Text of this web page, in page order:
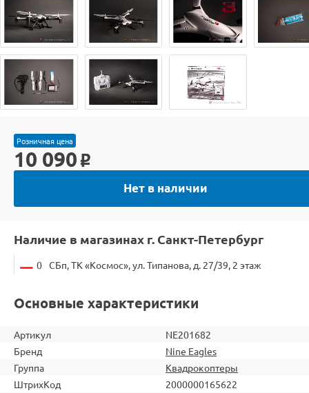
Розничная цена
10 090 o
Нет в наличии
Наличие в магазинах г. Санкт-Петербург
0 СБп, ТК «Космос», ул. Типанова, д. 27/39, 2 этаж
Основные характеристики
Артикул
NE201682
Бренд
Nine Eagles
Группа
Квадрокоптеры
ШтрихКод
2000000165622